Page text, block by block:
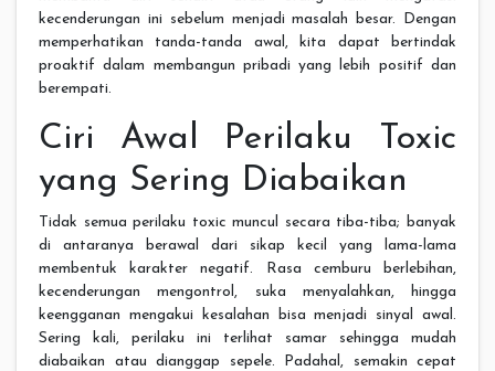
kecenderungan ini sebelum menjadi masalah besar. Dengan
memperhatikan tanda-tanda awal, kita dapat bertindak
proaktif dalam membangun pribadi yang lebih positif dan
berempati.
Ciri Awal Perilaku Toxic
yang Sering Diabaikan
Tidak semua perilaku toxic muncul secara tiba-tiba; banyak
di antaranya berawal dari sikap kecil yang lama-lama
membentuk karakter negatif. Rasa cemburu berlebihan,
kecenderungan mengontrol, suka menyalahkan, hingga
keengganan mengakui kesalahan bisa menjadi sinyal awal.
Sering kali, perilaku ini terlihat samar sehingga mudah
diabaikan atau dianggap sepele. Padahal, semakin cepat